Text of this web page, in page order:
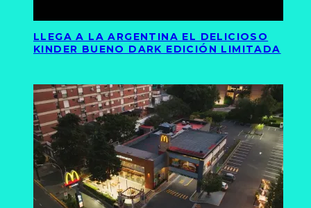
LLEGA A LA ARGENTINA EL DELICIOSO
KINDER BUENO DARK EDICIÓN LIMITADA